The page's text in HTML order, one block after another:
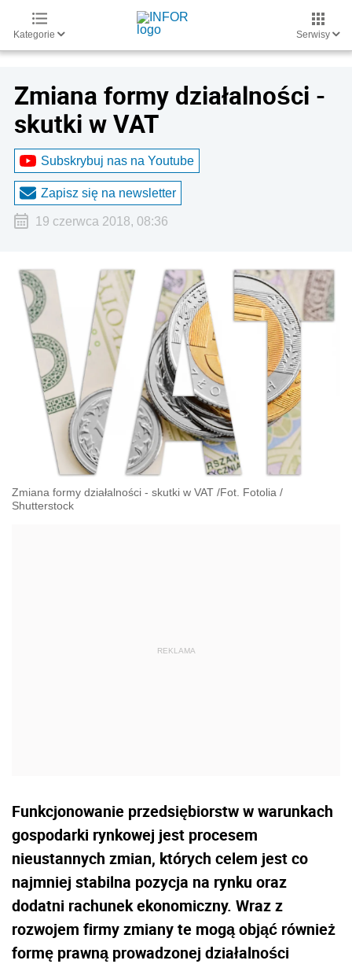
Kategorie Serwisy
Zmiana formy działalności -
skutki w VAT
Subskrybuj nas na Youtube
Zapisz się na newsletter
19 czerwca 2018, 08:36
Zmiana formy działalności - skutki w VAT /Fot. Fotolia /
Shutterstock
Funkcjonowanie przedsiębiorstw w warunkach
gospodarki rynkowej jest procesem
nieustannych zmian, których celem jest co
najmniej stabilna pozycja na rynku oraz
dodatni rachunek ekonomiczny. Wraz z
rozwojem firmy zmiany te mogą objąć również
formę prawną prowadzonej działalności